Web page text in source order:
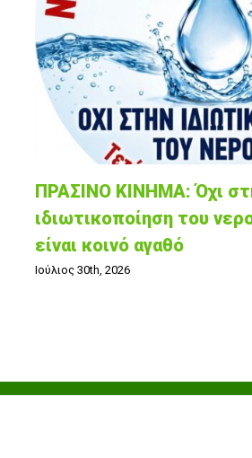
ΠΡΑΣΙΝΟ ΚΙΝΗΜΑ: Όχι
ιδιωτικοποίηση του
είναι κοινό αγαθό
Ιούλιος 30th, 2026